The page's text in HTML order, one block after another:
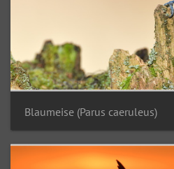
Blaumeise (Parus caeruleus)